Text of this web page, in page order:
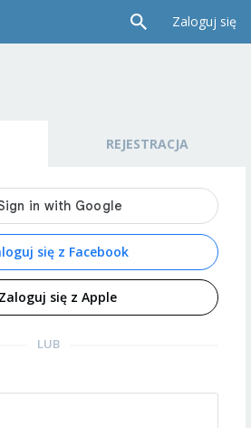
Zaloguj się
REJESTRACJA
się z Facebook
Zaloguj się z Apple
LUB